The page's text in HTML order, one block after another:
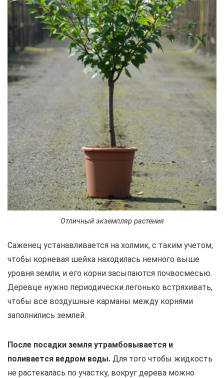
Отличный экземпляр растения
Саженец устанавливается на холмик, с таким учетом,
чтобы корневая шейка находилась немного выше
уровня земли, и его корни засыпаются почвосмесью.
Деревце нужно периодически легонько встряхивать,
чтобы все воздушные карманы между корнями
заполнились землей.
После посадки земля утрамбовывается и
поливается ведром воды. Для того чтобы жидкость
не растекалась по участку, вокруг дерева можно